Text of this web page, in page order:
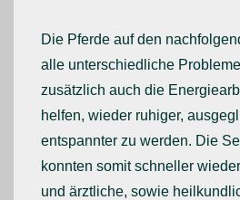
Die Pferde auf den
alle unterschiedliche
zusätzlich auch die
helfen, wieder ruhiger,
entspannter zu werden. Die
konnten somit schneller
und ärztliche, sowie